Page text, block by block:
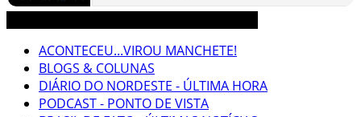
ACONTECEU...VIROU MANCHETE!
BLOGS & COLUNAS
DIÁRIO DO NORDESTE - ÚLTIMA HORA
PODCAST - PONTO DE VISTA